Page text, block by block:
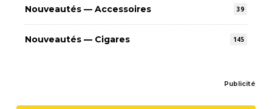
Nouveautés — Accessoires 39
Nouveautés — Cigares 145
Publicité